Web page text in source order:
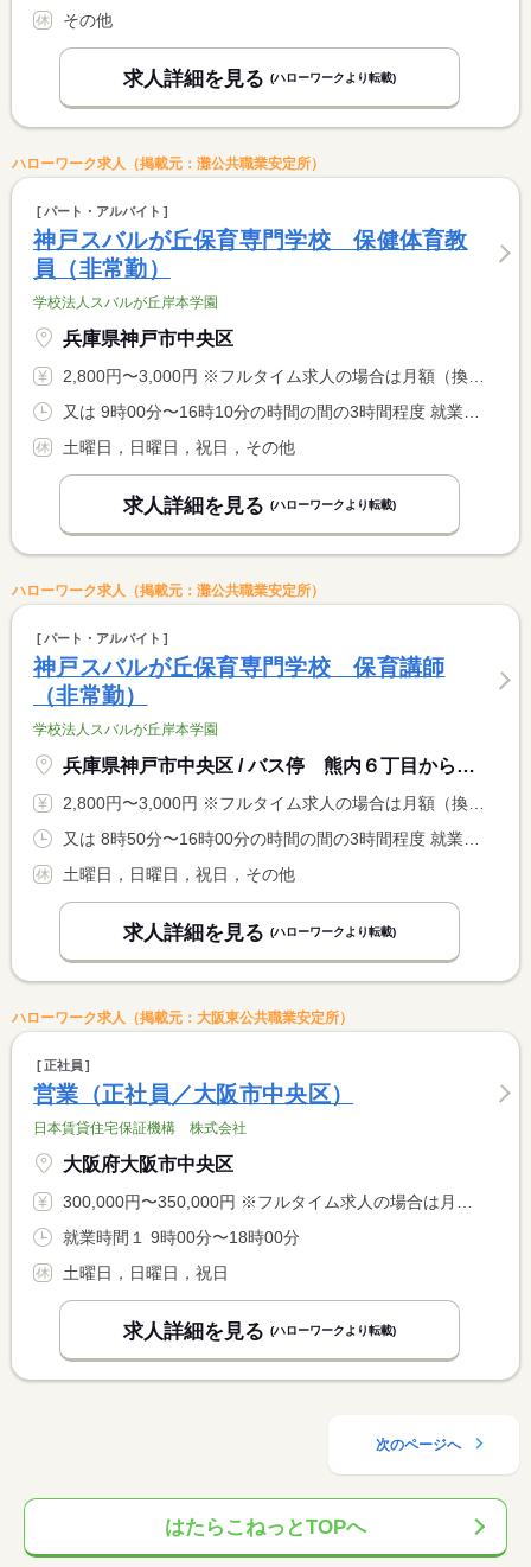
その他
求人詳細を見る (ハローワークより転載)
ハローワーク求人（掲載元：灘公共職業安定所）
パート・アルバイト
神戸スバルが丘保育専門学校 保健体育教
員（非常勤）
学校法人スバルが丘岸本学園
兵庫県神戸市中央区
2,800円〜3,000円 ※フルタイム求人の場合は月額（換算額）、パート求人の場合は時間額を表示しています。
又は 9時00分〜16時10分の時間の間の3時間程度 就業時間に関する特記事項 ＊割り振られた授業の始業から終業まで（１コマ９０分） <BR> ＊長期休暇 別途相談
土曜日，日曜日，祝日，その他
求人詳細を見る (ハローワークより転載)
ハローワーク求人（掲載元：灘公共職業安定所）
パート・アルバイト
神戸スバルが丘保育専門学校 保育講師
（非常勤）
学校法人スバルが丘岸本学園
兵庫県神戸市中央区 / バス停 熊内６丁目から徒歩８分
2,800円〜3,000円 ※フルタイム求人の場合は月額（換算額）、パート求人の場合は時間額を表示しています。
又は 8時50分〜16時00分の時間の間の3時間程度 就業時間に関する特記事項 ＊割り振られた授業の始業から終業まで <BR> ＊長期休暇 別途相談
土曜日，日曜日，祝日，その他
求人詳細を見る (ハローワークより転載)
ハローワーク求人（掲載元：大阪東公共職業安定所）
正社員
営業（正社員／大阪市中央区）
日本賃貸住宅保証機構 株式会社
大阪府大阪市中央区
300,000円〜350,000円 ※フルタイム求人の場合は月額（換算額）、パート求人の場合は時間額を表示しています。
就業時間１ 9時00分〜18時00分
土曜日，日曜日，祝日
求人詳細を見る (ハローワークより転載)
次のページへ
はたらこねっとTOPへ